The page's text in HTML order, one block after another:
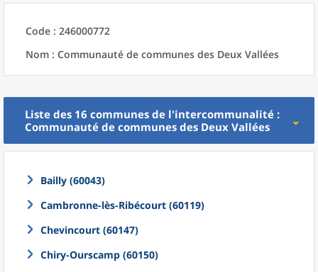
Code : 246000772
Nom : Communauté de communes des Deux Vallées
Liste des 16 communes de l'intercommunalité :
Communauté de communes des Deux Vallées
Bailly (60043)
Cambronne-lès-Ribécourt (60119)
Chevincourt (60147)
Chiry-Ourscamp (60150)